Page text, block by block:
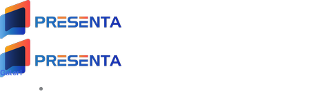
Skip
to
content
Galeri